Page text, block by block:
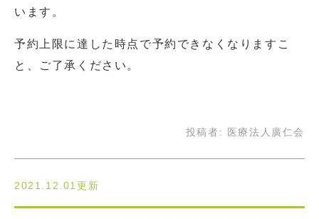
います。
予約上限に達した時点で予約できなくなりますこ
と、ご了承ください。
投稿者: 医療法人廣仁会
2021.12.01更新